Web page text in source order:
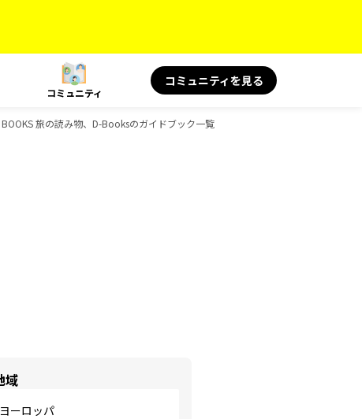
コミュニティ
コミュニティを見る
旅の読み物、D-Booksのガイドブック一覧
域
ヨーロッパ